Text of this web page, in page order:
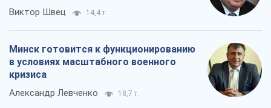
Виктор Швец 14,4 т.
Минск готовится к функционированию
в условиях масштабного военного
кризиса
Александр Левченко 18,7 т.